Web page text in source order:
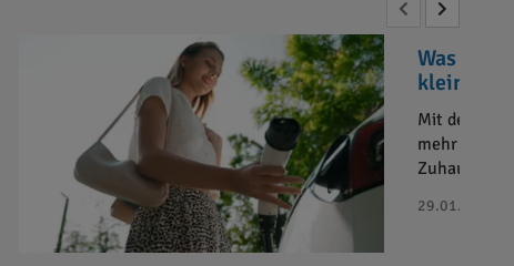
Was sind
kleiner
Mit der
mehr
Zuhause?
29.01.2025 -